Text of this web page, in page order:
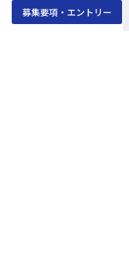
募集要項・エントリー